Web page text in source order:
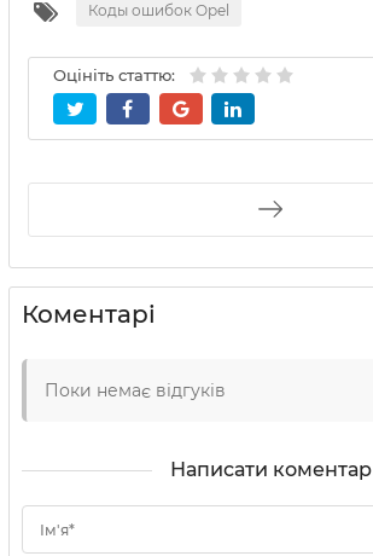
Коды ошибок Opel
Оцініть статтю:
Коментарі
Поки немає відгуків
Написати коментар
Ім'я*